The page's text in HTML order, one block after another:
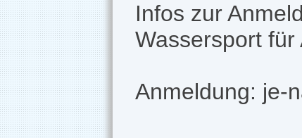
Infos zur
Wassersport
Anmeldung: je-